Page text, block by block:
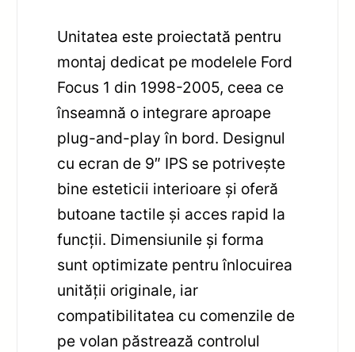
Unitatea este proiectată pentru
montaj dedicat pe modelele Ford
Focus 1 din 1998-2005, ceea ce
înseamnă o integrare aproape
plug-and-play în bord. Designul
cu ecran de 9″ IPS se potrivește
bine esteticii interioare și oferă
butoane tactile și acces rapid la
funcții. Dimensiunile și forma
sunt optimizate pentru înlocuirea
unității originale, iar
compatibilitatea cu comenzile de
pe volan păstrează controlul